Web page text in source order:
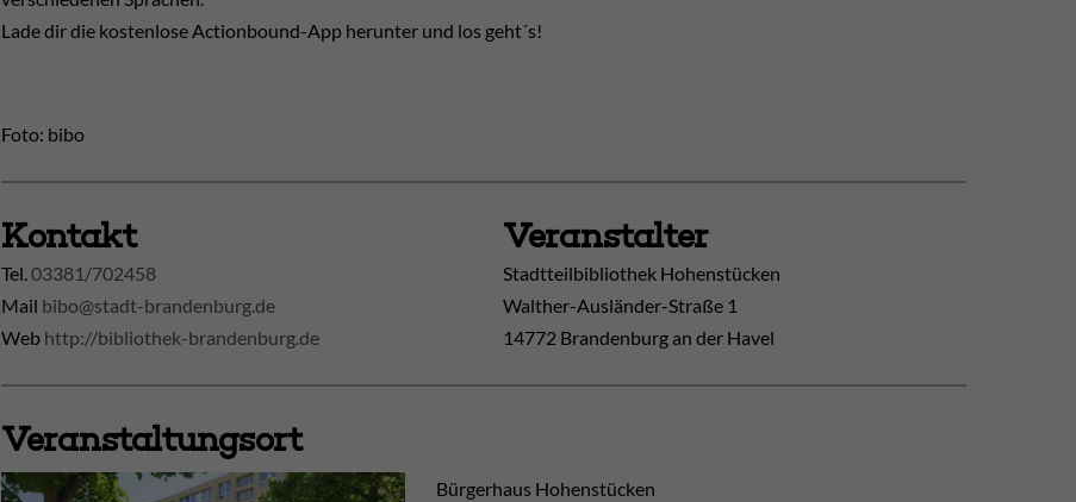
Lade dir die kostenlose Actionbound-App herunter und los geht´s!
Foto: bibo
Kontakt
Tel.03381/702458
Mail bibo@stadt-brandenburg.de
Web http://bibliothek-brandenburg.de
Veranstalter
Stadtteilbibliothek Hohenstücken
Walther-Ausländer-Straße 1
14772 Brandenburg an der Havel
Veranstaltungsort
Bürgerhaus Hohenstücken